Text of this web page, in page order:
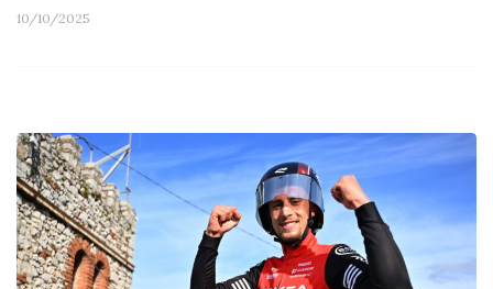
10/10/2025